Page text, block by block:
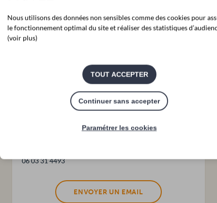
Les candidatures sont étudiées tout au long de l'année.
06 03 31 4493
ENVOYER UN EMAIL
Nous utilisons des données non sensibles comme des cookies pour
le fonctionnement optimal du site et réaliser des statistiques
(voir plus)
TOUT ACCEPTER
Continuer sans accepter
Paramétrer les cookies